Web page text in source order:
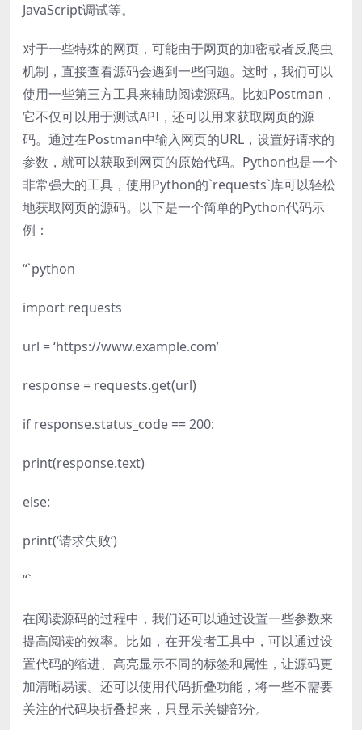
JavaScript调试等。
对于一些特殊的网页，可能由于网页的加密或者反爬虫
机制，直接查看源码会遇到一些问题。这时，我们可以
使用一些第三方工具来辅助阅读源码。比如Postman，
它不仅可以用于测试API，还可以用来获取网页的源
码。通过在Postman中输入网页的URL，设置好请求的
参数，就可以获取到网页的原始代码。Python也是一个
非常强大的工具，使用Python的`requests`库可以轻松
地获取网页的源码。以下是一个简单的Python代码示
例：
“`python
import requests
url = ‘https://www.example.com’
response = requests.get(url)
if response.status_code == 200:
print(response.text)
else:
print(‘请求失败’)
“`
在阅读源码的过程中，我们还可以通过设置一些参数来
提高阅读的效率。比如，在开发者工具中，可以通过设
置代码的缩进、高亮显示不同的标签和属性，让源码更
加清晰易读。还可以使用代码折叠功能，将一些不需要
关注的代码块折叠起来，只显示关键部分。